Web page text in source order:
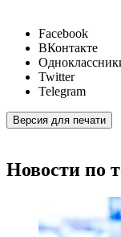
Facebook
ВКонтакте
Twitter
Telegram
Версия для печати
Новости по